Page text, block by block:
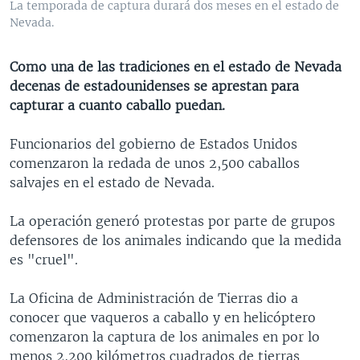
VENEZUELA
NICARAGUA
ECONOMÍA
TECNOLOGÍA
DEPORTES
MULTIMEDIA
FOTOGRAFÍA
AUDIOS
EL MUNDO AL DÍA
FORO INTERAMERICANO
LAS CLAVES
PANORAMA
RADIO
AVANCE INFORMATIVO
BUENOS DÍAS AMÉRICA
ESTADOS UNIDOS AL DÍA
EL MUNDO AL DÍA [RADIO]
FORO [RADIO]
NOTA ECONÓMICA
ENTRETENIMIENTO
DIRECT
Learning English
SÍGANOS
Idiomas
La temporada de captura durará dos meses en el estado de
Nevada.
Como una de las tradiciones en el estado de Nevada
decenas de estadounidenses se aprestan para
capturar a cuanto caballo puedan.
Funcionarios del gobierno de Estados Unidos
comenzaron la redada de unos 2,500 caballos
salvajes en el estado de Nevada.
La operación generó protestas por parte de grupos
defensores de los animales indicando que la medida
es "cruel".
La Oficina de Administración de Tierras dio a
conocer que vaqueros a caballo y en helicóptero
comenzaron la captura de los animales en por lo
menos 2,200 kilómetros cuadrados de tierras